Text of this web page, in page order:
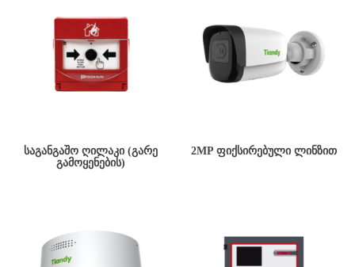
ᲡᲐᲒᲐᲜᲒᲐᲨᲝ ᲦᲘᲚᲐᲙᲘ (ᲒᲐᲠᲔ
ᲒᲐᲛᲝᲧᲔᲜᲔᲑᲘᲡ)
2MP ᲤᲘᲥᲡᲘᲠᲔᲑᲣᲚᲘ ᲚᲘᲜᲖᲘᲗ